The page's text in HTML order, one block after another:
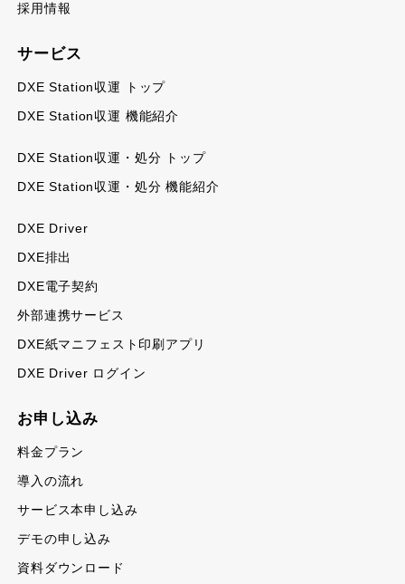
採用情報
サービス
DXE Station収運 トップ
DXE Station収運 機能紹介
DXE Station収運・処分 トップ
DXE Station収運・処分 機能紹介
DXE Driver
DXE排出
DXE電子契約
外部連携サービス
DXE紙マニフェスト印刷アプリ
DXE Driver ログイン
お申し込み
料金プラン
導入の流れ
サービス本申し込み
デモの申し込み
資料ダウンロード